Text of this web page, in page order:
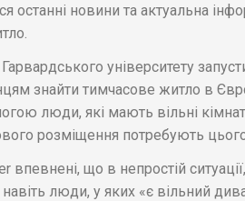
останні новини та актуальна
університету
знайти тимчасове житло в
люди, які мають вільні
розміщення потребують
що в непростій
люди, у яких «є вільний